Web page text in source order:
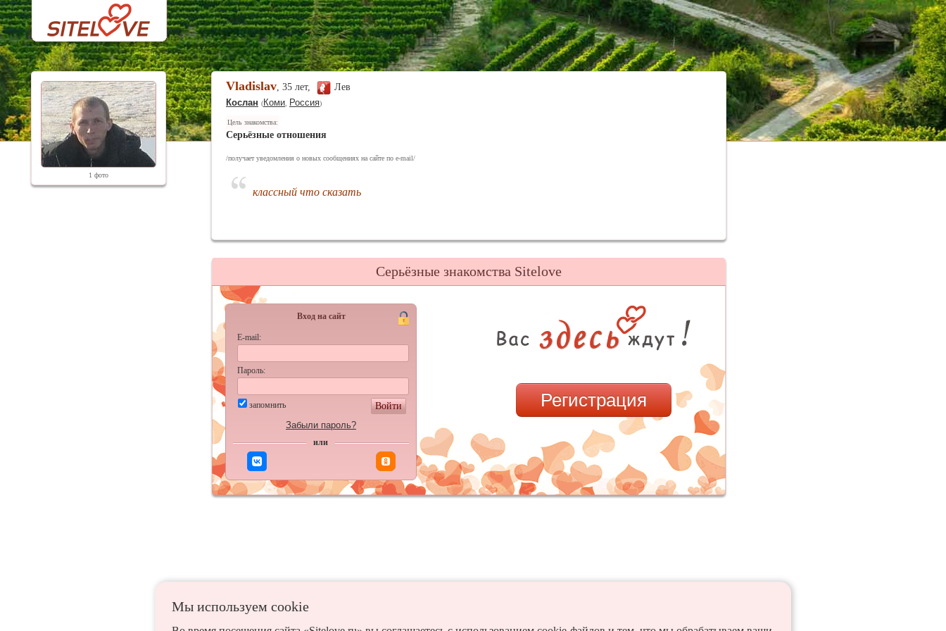
1 фото
Vladislav, 35 лет,
Лев
Кослан (Коми Россия)
Цель знакомства:
Серьёзные отношения
/получает уведомления о новых сообщениях на сайте по e-mail/
классный что сказать
Мы используем сookie
Серьёзные знакомства Sitelove
Вход на сайт
E-mail:
Пароль:
запомнить
Войти
Забыли пароль?
или
Регистрация